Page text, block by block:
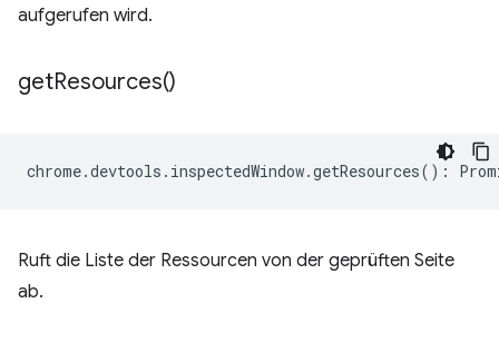
aufgerufen wird.
getResources()
chrome.devtools . inspectedWindow.getResources() :
Ruft die Liste der Ressourcen von der geprüften Seite
ab.